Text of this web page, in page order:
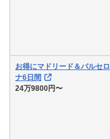
お得にマドリード＆バルセロ
ナ6日間
24万9800円〜